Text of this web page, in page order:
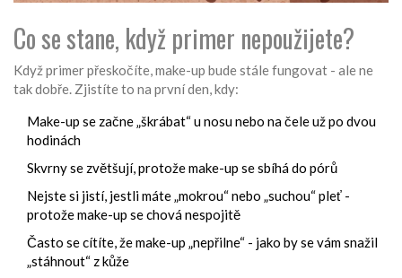
Co se stane, když primer nepoužijete?
Když primer přeskočíte, make-up bude stále fungovat - ale ne
tak dobře. Zjistíte to na první den, kdy:
Make-up se začne „škrábat“ u nosu nebo na čele už po dvou
hodinách
Skvrny se zvětšují, protože make-up se sbíhá do pórů
Nejste si jistí, jestli máte „mokrou“ nebo „suchou“ pleť -
protože make-up se chová nespojitě
Často se cítíte, že make-up „nepřilne“ - jako by se vám snažil
„stáhnout“ z kůže